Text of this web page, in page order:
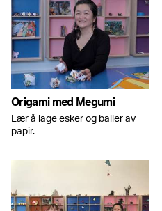
Origami med Megumi
Lær å lage esker og baller av
papir.